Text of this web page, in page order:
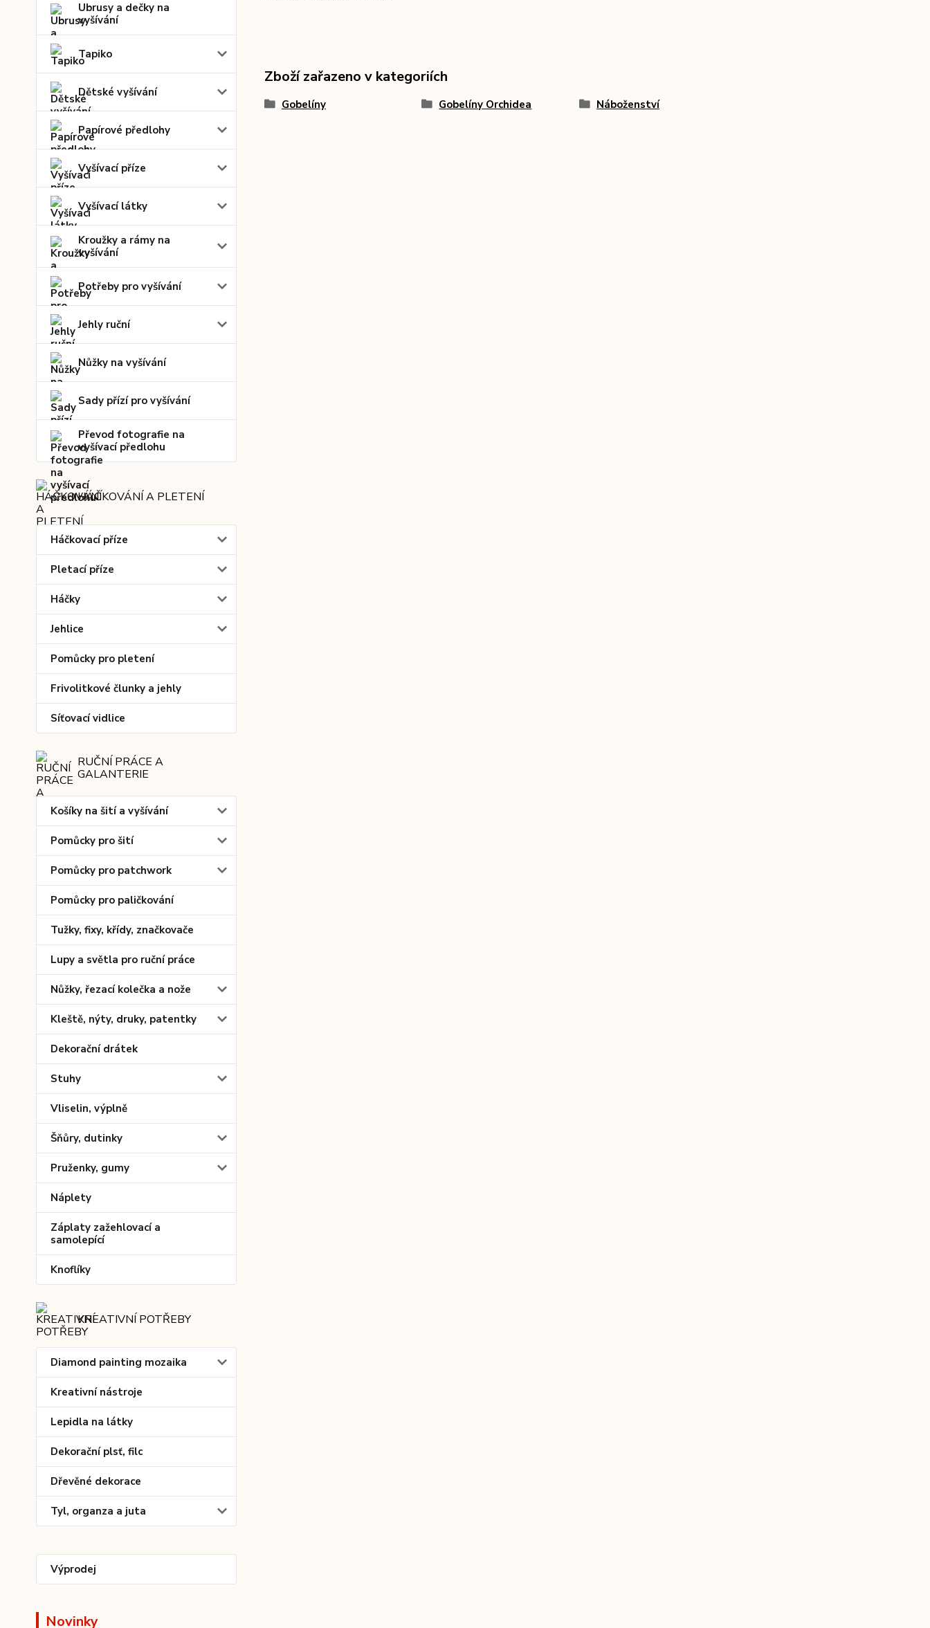
Ubrusy a dečky na
vyšívání
Tapiko
Dětské vyšívání
Papírové předlohy
Vyšívací příze
Vyšívací látky
Kroužky a rámy na
vyšívání
Potřeby pro vyšívání
Jehly ruční
Nůžky na vyšívání
Sady přízí pro vyšívání
Převod fotografie na
vyšívací předlohu
HÁČKOVÁNÍ A PLETENÍ
Háčkovací příze
Pletací příze
Háčky
Jehlice
Pomůcky pro pletení
Frivolitkové člunky a jehly
Síťovací vidlice
RUČNÍ PRÁCE A
GALANTERIE
Košíky na šití a vyšívání
Pomůcky pro šití
Pomůcky pro patchwork
Pomůcky pro paličkování
Tužky, fixy, křídy, značkovače
Lupy a světla pro ruční práce
Nůžky, řezací kolečka a nože
Kleště, nýty, druky, patentky
Dekorační drátek
Stuhy
Vliselin, výplně
Šňůry, dutinky
Pruženky, gumy
Náplety
Záplaty zažehlovací a
samolepící
Knoflíky
KREATIVNÍ POTŘEBY
Diamond painting mozaika
Kreativní nástroje
Lepidla na látky
Dekorační plsť, filc
Dřevěné dekorace
Tyl, organza a juta
Výprodej
Novinky
Zboží zařazeno v kategoriích
Gobelíny Gobelíny Orchidea Náboženství